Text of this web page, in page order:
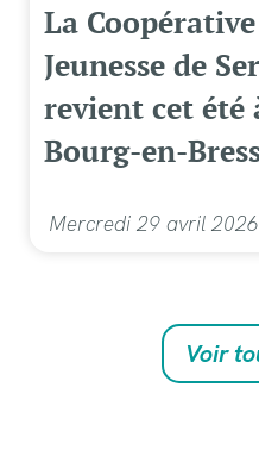
La Coopérative
Jeunesse de
revient cet été
Bourg-en-
Mercredi 29 avril 2026
Voir